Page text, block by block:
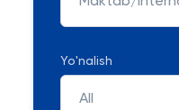
Yo'nalish
All